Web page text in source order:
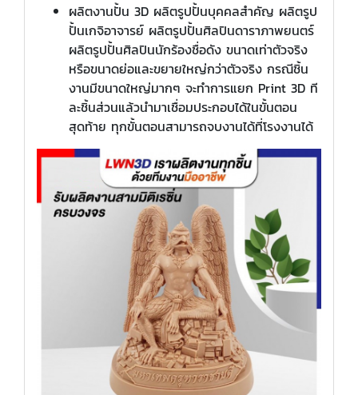
ผลิตงานปั้น 3D ผลิตรูปปั้นบุคคลสำคัญ ผลิตรูป
ปั้นเกจิอาจารย์ ผลิตรูปปั้นศิลปินดาราภาพยนตร์
ผลิตรูปปั้นศิลปินนักร้องชื่อดัง ขนาดเท่าตัวจริง
หรือขนาดย่อและขยายใหญ่กว่าตัวจริง กรณีชิ้น
งานมีขนาดใหญ่มากๆ จะทำการแยก Print 3D ที
ละชิ้นส่วนแล้วนำมาเชื่อมประกอบได้ในขั้นตอน
สุดท้าย ทุกขั้นตอนสามารถจบงานได้ที่โรงงานได้